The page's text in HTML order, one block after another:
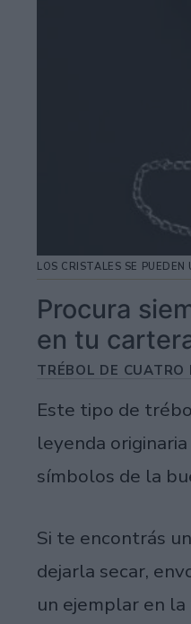
LOS CRISTALES SE
Procura
en tu
TRÉBOL DE CUATRO
Este tipo de
leyenda
símbolos de la
Si te encontrás
dejarla secar,
un ejemplar en